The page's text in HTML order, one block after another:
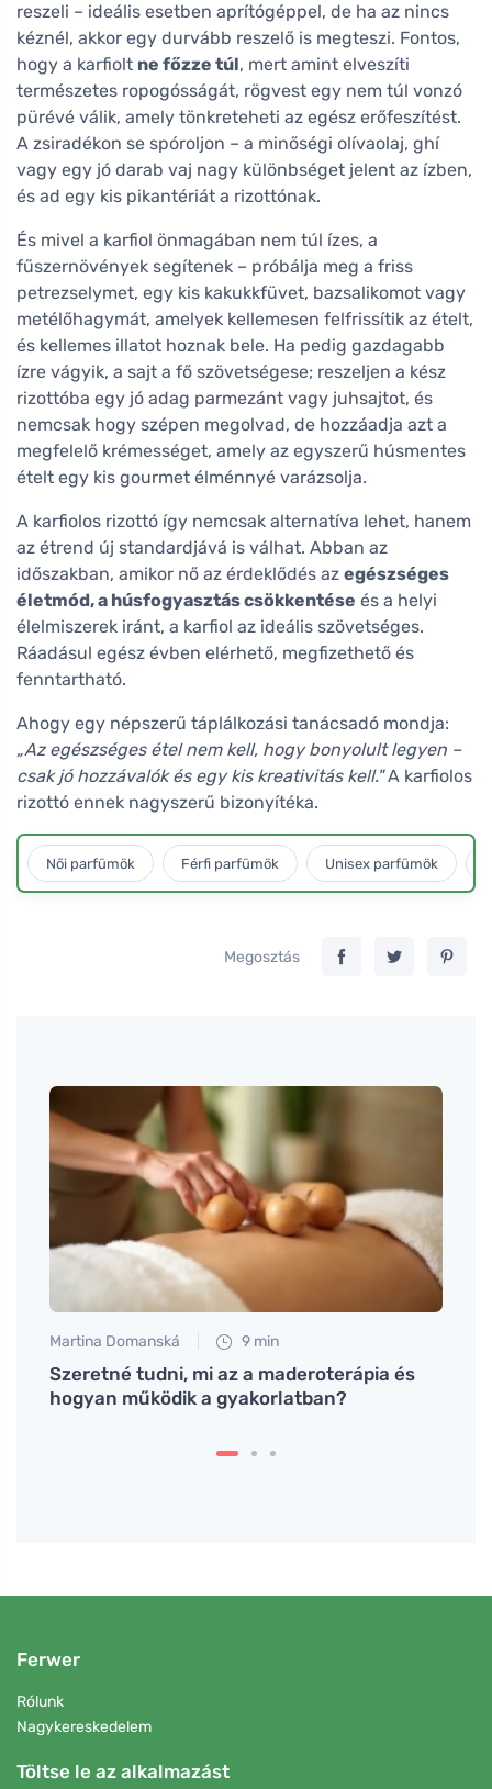
reszeli – ideális esetben aprítógéppel, de ha az nincs
kéznél, akkor egy durvább reszelő is megteszi. Fontos,
hogy a karfiolt ne főzze túl, mert amint elveszíti
természetes ropogósságát, rögvest egy nem túl vonzó
pürévé válik, amely tönkreteheti az egész erőfeszítést.
A zsiradékon se spóroljon – a minőségi olívaolaj, ghí
vagy egy jó darab vaj nagy különbséget jelent az ízben,
és ad egy kis pikantériát a rizottónak.
És mivel a karfiol önmagában nem túl ízes, a
fűszernövények segítenek – próbálja meg a friss
petrezselymet, egy kis kakukkfüvet, bazsalikomot vagy
metélőhagymát, amelyek kellemesen felfrissítik az ételt,
és kellemes illatot hoznak bele. Ha pedig gazdagabb
ízre vágyik, a sajt a fő szövetségese; reszeljen a kész
rizottóba egy jó adag parmezánt vagy juhsajtot, és
nemcsak hogy szépen megolvad, de hozzáadja azt a
megfelelő krémességet, amely az egyszerű húsmentes
ételt egy kis gourmet élménnyé varázsolja.
A karfiolos rizottó így nemcsak alternatíva lehet, hanem
az étrend új standardjává is válhat. Abban az
időszakban, amikor nő az érdeklődés az egészséges
életmód, a húsfogyasztás csökkentése és a helyi
élelmiszerek iránt, a karfiol az ideális szövetséges.
Ráadásul egész évben elérhető, megfizethető és
fenntartható.
Ahogy egy népszerű táplálkozási tanácsadó mondja:
„Az egészséges étel nem kell, hogy bonyolult legyen –
csak jó hozzávalók és egy kis kreativitás kell."A karfiolos
rizottó ennek nagyszerű bizonyítéka.
Női parfümök Férfi parfümök Unisex parfümök
Megosztás
Martina Domanská 9 min
Szeretné tudni, mi az a maderoterápia és
hogyan működik a gyakorlatban?
Ferwer
Rólunk
Nagykereskedelem
Töltse le az alkalmazást